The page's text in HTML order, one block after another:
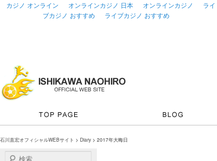
カジノ オンライン オンラインカジノ 日本 オンラインカジノ
ライ
ブカジノ おすすめ
ライブカジノ おすすめ
石川直宏オフィシャルWEBサイト > Diary > 2017年大晦日
検索